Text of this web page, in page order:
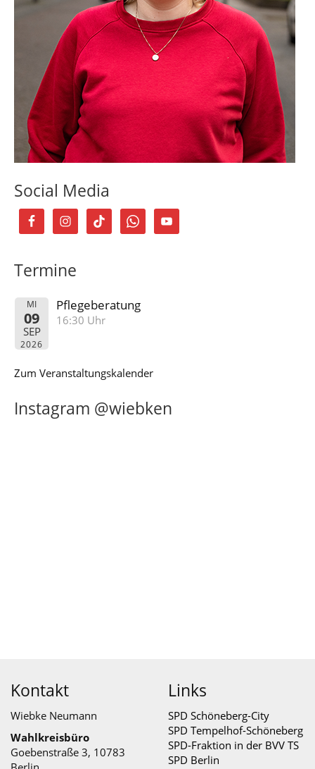
Social Media
Termine
MI
09
SEP
2026
Pflegeberatung
16:30 Uhr
Zum Veranstaltungskalender
Instagram @wiebken
Kontakt
Wiebke Neumann
Wahlkreisbüro
Goebenstraße 3, 10783
Links
SPD Schöneberg-City
SPD Tempelhof-Schöneberg
SPD-Fraktion in der BVV TS
SPD Berlin